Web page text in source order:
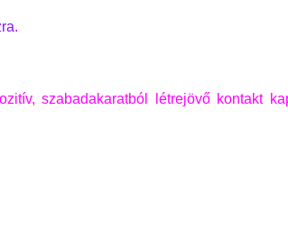
szabadakaratból létrejövő kontakt